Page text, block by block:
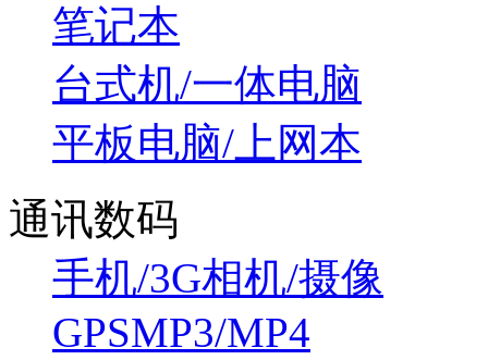
笔记本
台式机/一体电脑
平板电脑/上网本
通讯数码
手机/3G相机/摄像
GPSMP3/MP4